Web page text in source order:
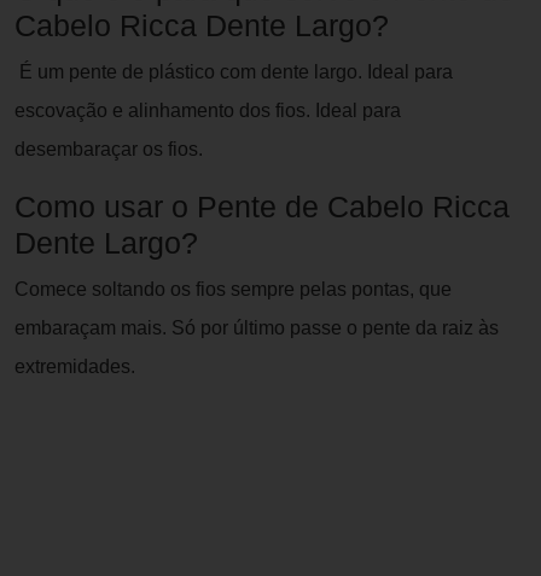
Cabelo Ricca Dente Largo?
É um pente de plástico com dente largo. Ideal para
escovação e alinhamento dos fios. Ideal para
desembaraçar os fios.
Como usar o Pente de Cabelo Ricca
Dente Largo?
Comece soltando os fios sempre pelas pontas, que
embaraçam mais. Só por último passe o pente da raiz às
extremidades.